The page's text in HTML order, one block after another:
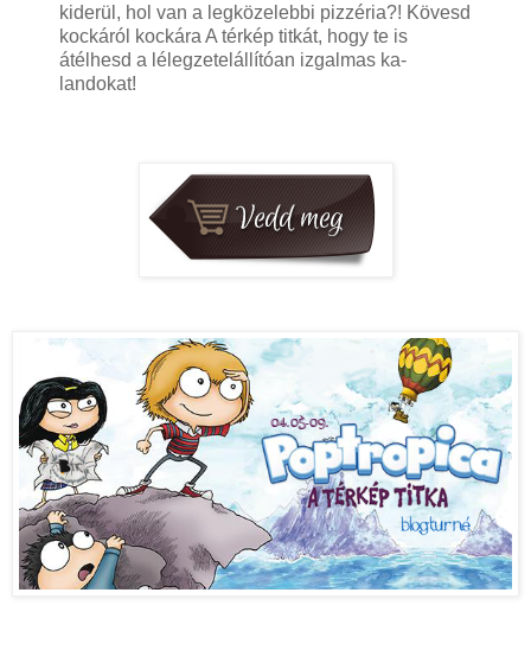
kiderül, hol van a legközelebbi pizzéria?! Kövesd
kockáról kockára A térkép titkát, hogy te is
átélhesd a lélegzetelállítóan izgalmas ka­
landokat!